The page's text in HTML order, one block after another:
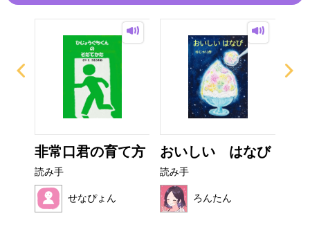
非常口君の育て方
読み手
せなぴょん
おいしい はなび
読み手
ろんたん